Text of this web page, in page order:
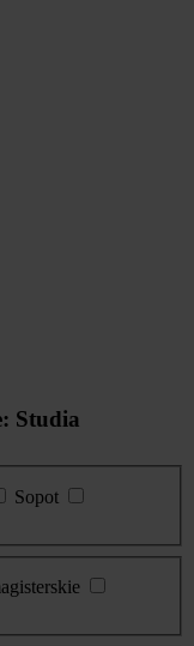
Studia
Sopot